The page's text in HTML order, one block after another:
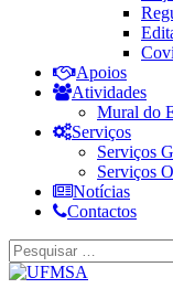
Apoios
Atividades
Mural do
Serviços
Serviços
Serviços
Notícias
Contactos